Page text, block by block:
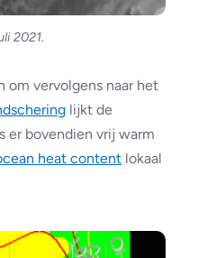
2021.
vervolgens naar het
lijkt de
er bovendien vrij warm
heat content lokaal